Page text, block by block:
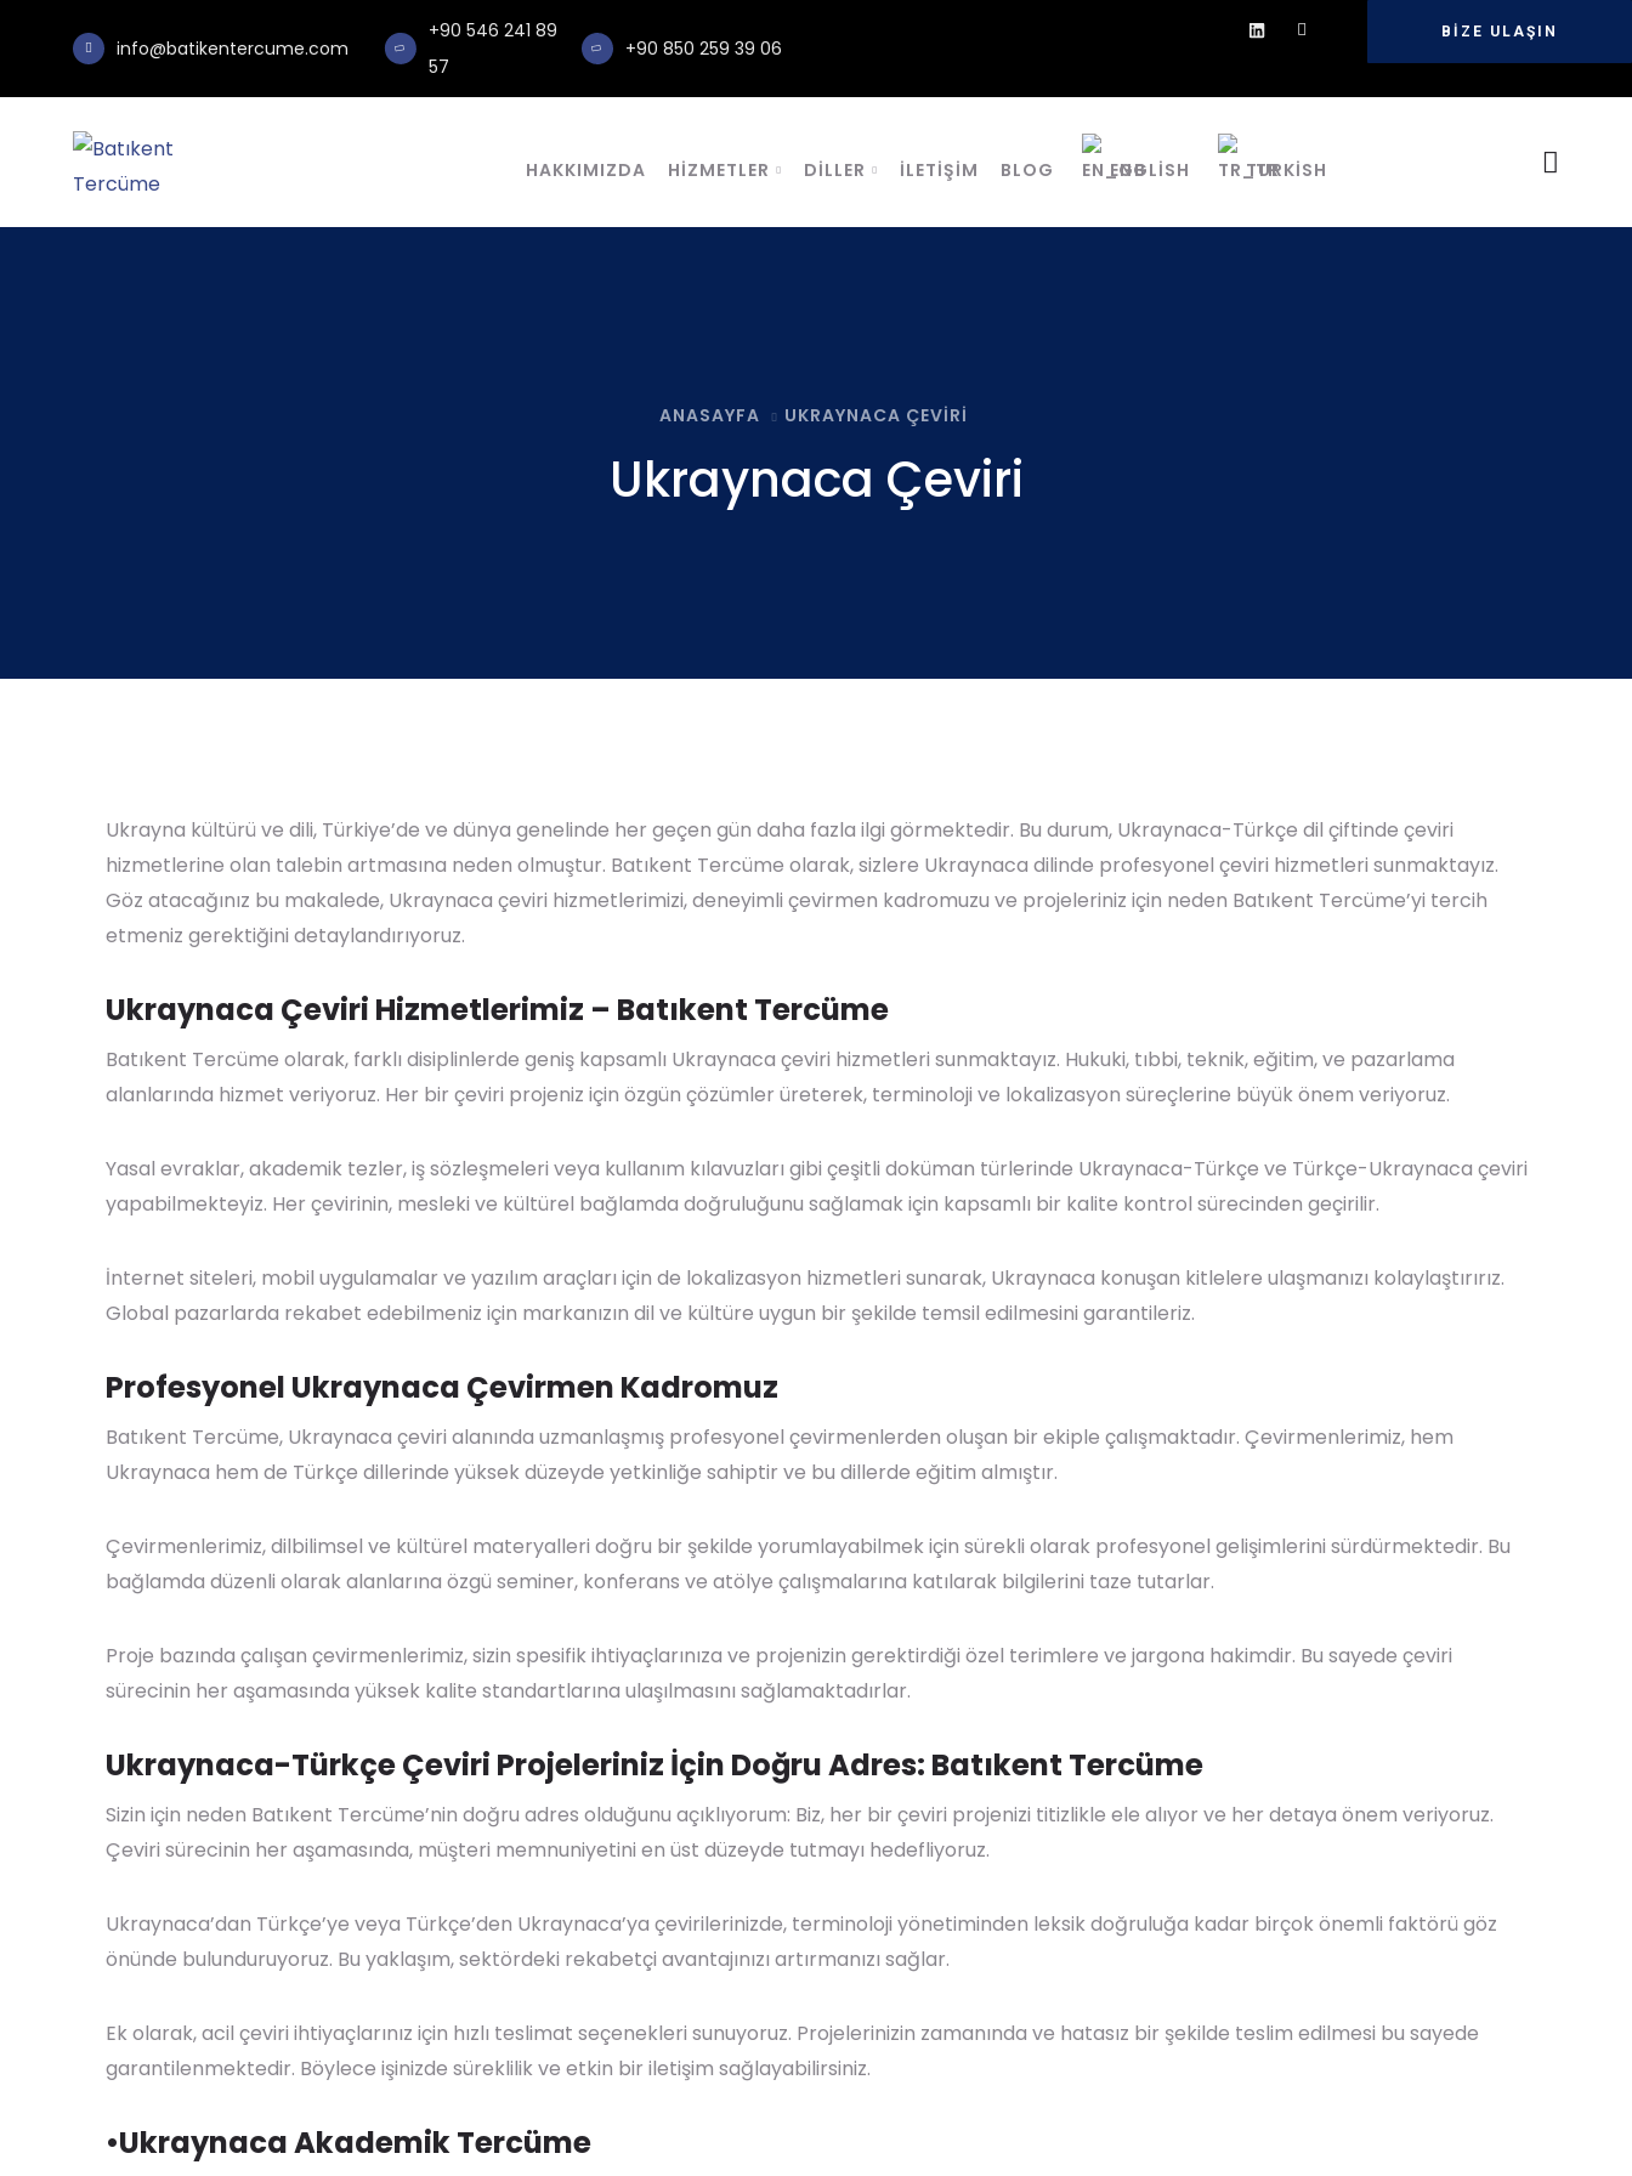
info@batikentercume.com
+90 546 241 89
57
+90 850 259 39 06
BIZE ULAŞIN
HAKKIMIZDA HIZMETLER DILLER İLETIŞIM BLOG ENGLISH TURKISH
ANASAYFA UKRAYNACA ÇEVIRI
Ukraynaca Çeviri
Ukrayna kültürü ve dili, Türkiye’de ve dünya genelinde her geçen gün daha fazla ilgi görmektedir. Bu durum, Ukraynaca-Türkçe dil çiftinde çeviri
hizmetlerine olan talebin artmasına neden olmuştur. Batıkent Tercüme olarak, sizlere Ukraynaca dilinde profesyonel çeviri hizmetleri sunmaktayız.
Göz atacağınız bu makalede, Ukraynaca çeviri hizmetlerimizi, deneyimli çevirmen kadromuzu ve projeleriniz için neden Batıkent Tercüme’yi tercih
etmeniz gerektiğini detaylandırıyoruz.
Ukraynaca Çeviri Hizmetlerimiz – Batıkent Tercüme
Batıkent Tercüme olarak, farklı disiplinlerde geniş kapsamlı Ukraynaca çeviri hizmetleri sunmaktayız. Hukuki, tıbbi, teknik, eğitim, ve pazarlama
alanlarında hizmet veriyoruz. Her bir çeviri projeniz için özgün çözümler üreterek, terminoloji ve lokalizasyon süreçlerine büyük önem veriyoruz.
Yasal evraklar, akademik tezler, iş sözleşmeleri veya kullanım kılavuzları gibi çeşitli doküman türlerinde Ukraynaca-Türkçe ve Türkçe-Ukraynaca çeviri
yapabilmekteyiz. Her çevirinin, mesleki ve kültürel bağlamda doğruluğunu sağlamak için kapsamlı bir kalite kontrol sürecinden geçirilir.
İnternet siteleri, mobil uygulamalar ve yazılım araçları için de lokalizasyon hizmetleri sunarak, Ukraynaca konuşan kitlelere ulaşmanızı kolaylaştırırız.
Global pazarlarda rekabet edebilmeniz için markanızın dil ve kültüre uygun bir şekilde temsil edilmesini garantileriz.
Profesyonel Ukraynaca Çevirmen Kadromuz
Batıkent Tercüme, Ukraynaca çeviri alanında uzmanlaşmış profesyonel çevirmenlerden oluşan bir ekiple çalışmaktadır. Çevirmenlerimiz, hem
Ukraynaca hem de Türkçe dillerinde yüksek düzeyde yetkinliğe sahiptir ve bu dillerde eğitim almıştır.
Çevirmenlerimiz, dilbilimsel ve kültürel materyalleri doğru bir şekilde yorumlayabilmek için sürekli olarak profesyonel gelişimlerini sürdürmektedir. Bu
bağlamda düzenli olarak alanlarına özgü seminer, konferans ve atölye çalışmalarına katılarak bilgilerini taze tutarlar.
Proje bazında çalışan çevirmenlerimiz, sizin spesifik ihtiyaçlarınıza ve projenizin gerektirdiği özel terimlere ve jargona hakimdir. Bu sayede çeviri
sürecinin her aşamasında yüksek kalite standartlarına ulaşılmasını sağlamaktadırlar.
Ukraynaca-Türkçe Çeviri Projeleriniz İçin Doğru Adres: Batıkent Tercüme
Sizin için neden Batıkent Tercüme’nin doğru adres olduğunu açıklıyorum: Biz, her bir çeviri projenizi titizlikle ele alıyor ve her detaya önem veriyoruz.
Çeviri sürecinin her aşamasında, müşteri memnuniyetini en üst düzeyde tutmayı hedefliyoruz.
Ukraynaca’dan Türkçe’ye veya Türkçe’den Ukraynaca’ya çevirilerinizde, terminoloji yönetiminden leksik doğruluğa kadar birçok önemli faktörü göz
önünde bulunduruyoruz. Bu yaklaşım, sektördeki rekabetçi avantajınızı artırmanızı sağlar.
Ek olarak, acil çeviri ihtiyaçlarınız için hızlı teslimat seçenekleri sunuyoruz. Projelerinizin zamanında ve hatasız bir şekilde teslim edilmesi bu sayede
garantilenmektedir. Böylece işinizde süreklilik ve etkin bir iletişim sağlayabilirsiniz.
•Ukraynaca Akademik Tercüme